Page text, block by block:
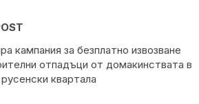
кампания за безплатно извозване
отпадъци от домакинствата в
квартала